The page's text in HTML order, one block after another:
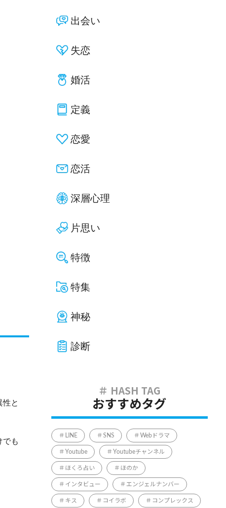
と
でも
出会い
失恋
婚活
定義
恋愛
恋活
深層心理
片思い
特徴
特集
神秘
診断
おすすめタグ
LINE SNS Webドラマ
Youtube Youtubeチャンネル
ほくろ占い ほのか
インタビュー エンジェルナンバー
キス コイラボ コンプレックス